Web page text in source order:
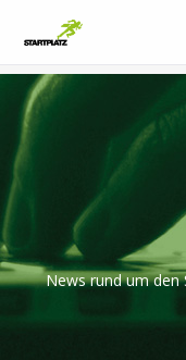
News rund um den